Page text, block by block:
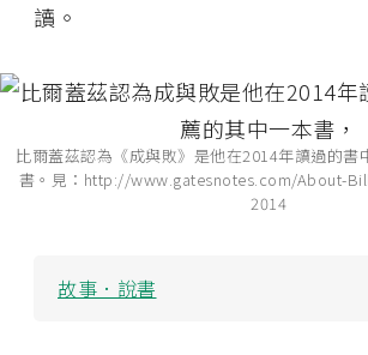
讀。
比爾蓋茲認為《成與敗》是他在2014年讀過的書
書。見：http://www.gatesnotes.com/About-
2014
故事．說書